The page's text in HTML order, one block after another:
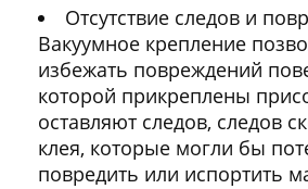
Отсутствие следов и
Вакуумное крепление
избежать повреждений
которой прикреплены
оставляют следов, следов
клея, которые могли бы
повредить или испортить